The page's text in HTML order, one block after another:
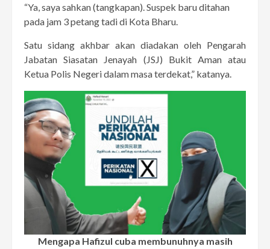
“Ya, saya sahkan (tangkapan). Suspek baru ditahan
pada jam 3 petang tadi di Kota Bharu.
Satu sidang akhbar akan diadakan oleh Pengarah
Jabatan Siasatan Jenayah (JSJ) Bukit Aman atau
Ketua Polis Negeri dalam masa terdekat,” katanya.
Mengapa Hafizul cuba membunuhnya masih